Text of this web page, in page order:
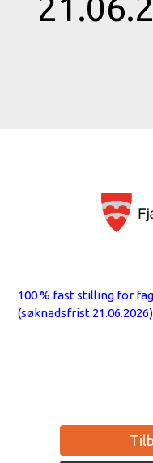
100 % fast stilling for
(søknadsfrist 21.06.2026)